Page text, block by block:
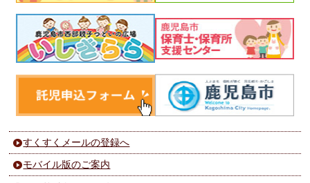
すくすくメールの登録へ
モバイル版のご案内